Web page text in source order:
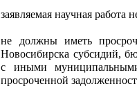
заявляемая научная работа
не должны иметь
Новосибирска субсидий,
с иными
просроченной